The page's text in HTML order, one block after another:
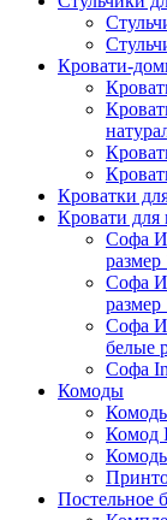
Кровати-
Кроватки
Кровати для
Софа
Софа
Софа
белые
Софа
Комоды
Комод
Постельное